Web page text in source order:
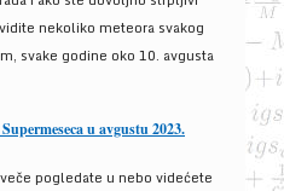
nekoliko meteora svakog
svake godine oko 10. avgusta
u avgustu 2023.
pogledate u nebo videćete